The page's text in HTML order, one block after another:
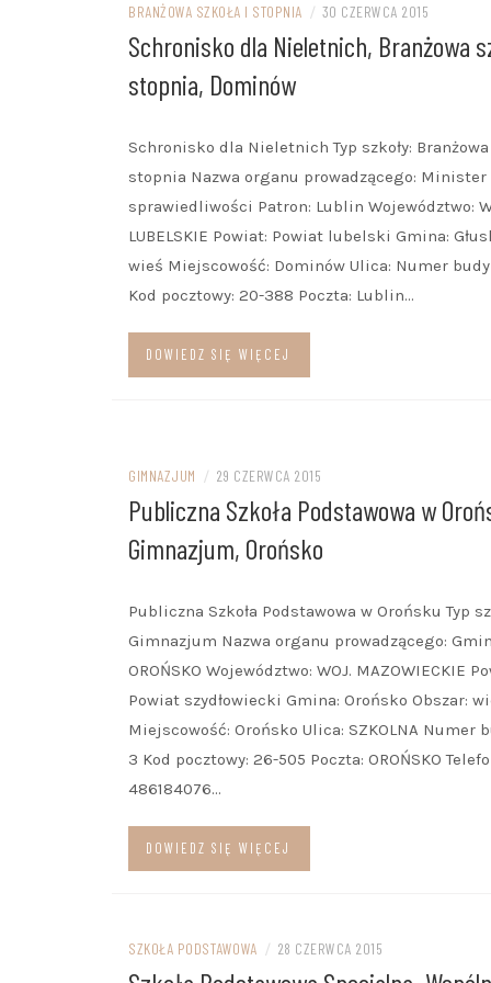
BRANŻOWA SZKOŁA I STOPNIA / 30 CZERWCA 2015
Schronisko dla Nieletnich, Branżowa
stopnia, Dominów
Schronisko dla Nieletnich Typ szkoły: Branżowa
stopnia Nazwa organu prowadzącego: Minister
sprawiedliwości Patron: Lublin Województwo:
LUBELSKIE Powiat: Powiat lubelski Gmina:
wieś Miejscowość: Dominów Ulica: Numer
Kod pocztowy: 20-388 Poczta: Lublin…
DOWIEDZ SIĘ WIĘCEJ
GIMNAZJUM / 29 CZERWCA 2015
Publiczna Szkoła Podstawowa w
Gimnazjum, Orońsko
Publiczna Szkoła Podstawowa w Orońsku Typ
Gimnazjum Nazwa organu prowadzącego:
OROŃSKO Województwo: WOJ. MAZOWIECKIE
Powiat szydłowiecki Gmina: Orońsko Obszar:
Miejscowość: Orońsko Ulica: SZKOLNA Numer
3 Kod pocztowy: 26-505 Poczta: OROŃSKO
486184076…
DOWIEDZ SIĘ WIĘCEJ
SZKOŁA PODSTAWOWA / 28 CZERWCA 2015